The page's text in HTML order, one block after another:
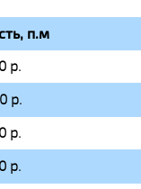
п.м
р.
р.
р.
р.